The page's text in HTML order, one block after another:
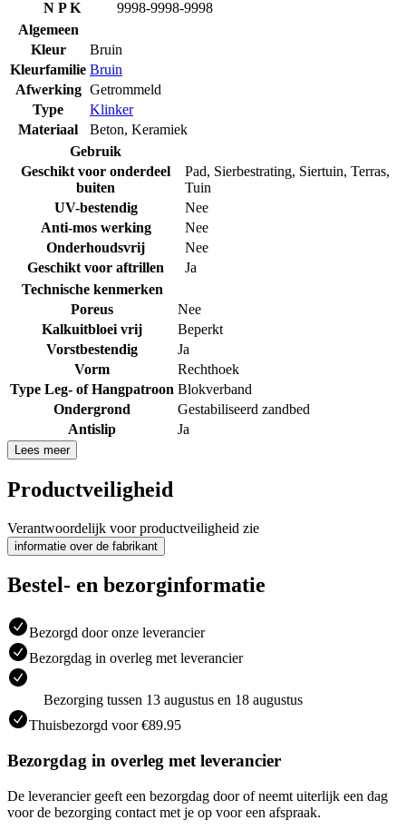
N P K
9998-9998-9998
Algemeen
Kleur
Bruin
Kleurfamilie Bruin
Afwerking Getrommeld
Type
Klinker
Materiaal
Beton, Keramiek
Gebruik
Geschikt voor onderdeel
buiten
Pad, Sierbestrating, Siertuin, Terras,
Tuin
UV-bestendig
Nee
Anti-mos werking
Nee
Onderhoudsvrij
Nee
Geschikt voor aftrillen
Ja
Technische kenmerken
Poreus
Nee
Kalkuitbloei vrij
Beperkt
Vorstbestendig
Ja
Vorm
Rechthoek
Type Leg- of Hangpatroon Blokverband
Ondergrond
Gestabiliseerd zandbed
Antislip
Ja
Lees meer
Productveiligheid
Verantwoordelijk voor productveiligheid zie
informatie over de fabrikant
Bestel- en bezorginformatie
Bezorgd door onze leverancier
Bezorgdag in overleg met leverancier
Bezorging tussen 13 augustus en 18 augustus
Thuisbezorgd voor €89.95
Bezorgdag in overleg met leverancier
De leverancier geeft een bezorgdag door of neemt uiterlijk een dag
voor de bezorging contact met je op voor een afspraak.